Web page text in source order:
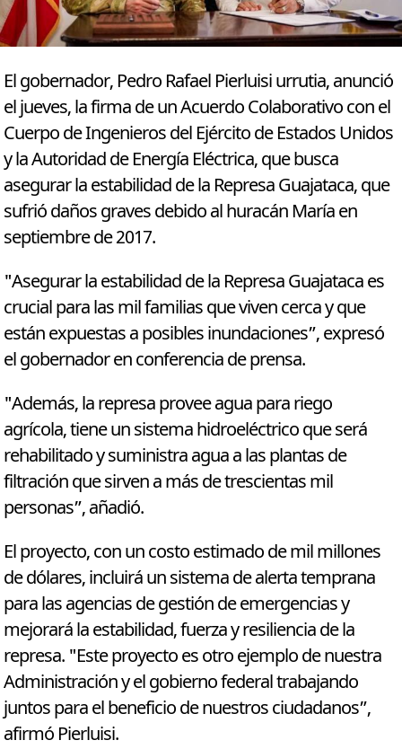
El gobernador, Pedro Rafael Pierluisi urrutia, anunció
el jueves, la firma de un Acuerdo Colaborativo con el
Cuerpo de Ingenieros del Ejército de Estados Unidos
y la Autoridad de Energía Eléctrica, que busca
asegurar la estabilidad de la Represa Guajataca, que
sufrió daños graves debido al huracán María en
septiembre de 2017.
"Asegurar la estabilidad de la Represa Guajataca es
crucial para las mil familias que viven cerca y que
están expuestas a posibles inundaciones”, expresó
el gobernador en conferencia de prensa.
"Además, la represa provee agua para riego
agrícola, tiene un sistema hidroeléctrico que será
rehabilitado y suministra agua a las plantas de
filtración que sirven a más de trescientas mil
personas”, añadió.
El proyecto, con un costo estimado de mil millones
de dólares, incluirá un sistema de alerta temprana
para las agencias de gestión de emergencias y
mejorará la estabilidad, fuerza y resiliencia de la
represa. "Este proyecto es otro ejemplo de nuestra
Administración y el gobierno federal trabajando
juntos para el beneficio de nuestros ciudadanos”,
afirmó Pierluisi.